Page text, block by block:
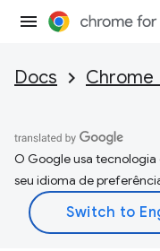
Docs Chrome
O Google usa
seu idioma de